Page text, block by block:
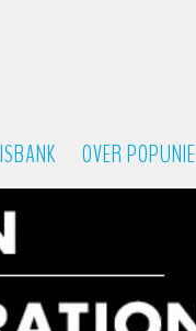
OVER POPUNIE